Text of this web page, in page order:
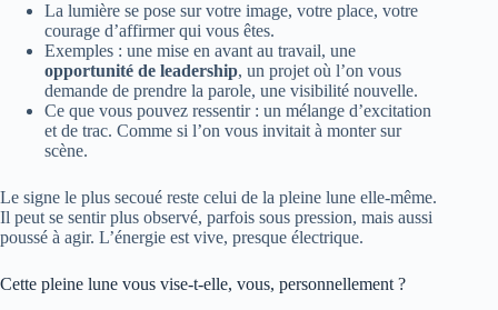
La lumière se pose sur votre image, votre place, votre
courage d’affirmer qui vous êtes.
Exemples : une mise en avant au travail, une
opportunité de leadership, un projet où l’on vous
demande de prendre la parole, une visibilité nouvelle.
Ce que vous pouvez ressentir : un mélange d’excitation
et de trac. Comme si l’on vous invitait à monter sur
scène.
Le signe le plus secoué reste celui de la pleine lune elle-même.
Il peut se sentir plus observé, parfois sous pression, mais aussi
poussé à agir. L’énergie est vive, presque électrique.
Cette pleine lune vous vise-t-elle, vous, personnellement ?